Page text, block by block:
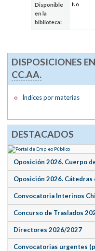
Disponible
en la
biblioteca:
No
DISPOSICIONES
CC.AA.
Índices por materias
DESTACADOS
Oposición 2026. Cuerpo
Oposición 2026. Cátedras
Convocatoria Interinos
Concurso de Traslados
Directores 2026/2027
Convocatorias urgentes